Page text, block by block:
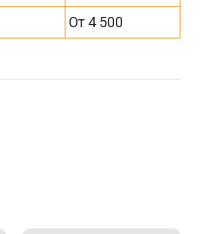
От 4 500